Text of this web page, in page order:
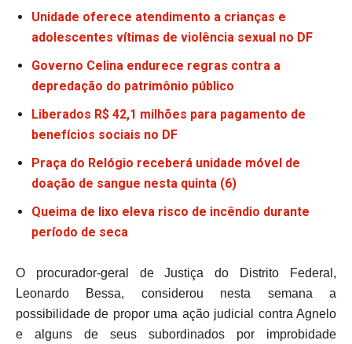
Unidade oferece atendimento a crianças e
adolescentes vítimas de violência sexual no DF
Governo Celina endurece regras contra a
depredação do patrimônio público
Liberados R$ 42,1 milhões para pagamento de
benefícios sociais no DF
Praça do Relógio receberá unidade móvel de
doação de sangue nesta quinta (6)
Queima de lixo eleva risco de incêndio durante
período de seca
O procurador-geral de Justiça do Distrito Federal,
Leonardo Bessa, considerou nesta semana a
possibilidade de propor uma ação judicial contra Agnelo
e alguns de seus subordinados por improbidade